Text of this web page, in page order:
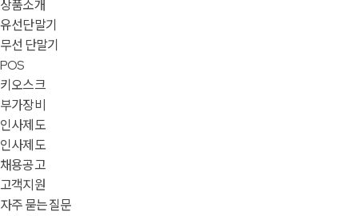
상품소개
유선단말기
무선 단말기
POS
키오스크
부가장비
인사제도
인사제도
채용공고
고객지원
자주 묻는 질문